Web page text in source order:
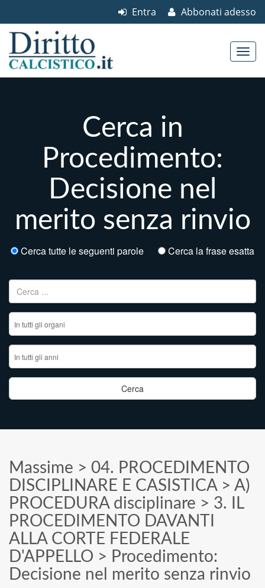
Abbonati adesso
Entra
Cerca in
Procedimento:
Decisione nel
merito senza rinvio
Cerca tutte le seguenti parole Cerca la frase esatta
Ricerca per:
Massime > 04. PROCEDIMENTO
DISCIPLINARE E CASISTICA> A)
PROCEDURA disciplinare > 3. IL
PROCEDIMENTO DAVANTI
ALLA CORTE FEDERALE
D'APPELLO > Procedimento:
Decisione nel merito senza rinvio